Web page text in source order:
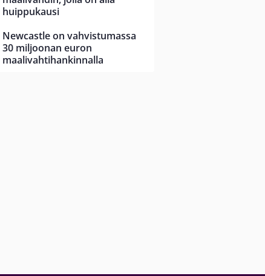
huippukausi
Newcastle on vahvistumassa
30 miljoonan euron
maalivahtihankinnalla